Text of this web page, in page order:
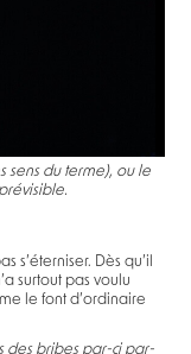
sens du terme), ou le
s’éterniser. Dès qu’il
surtout pas voulu
le font d’ordinaire
des bribes par-ci par-